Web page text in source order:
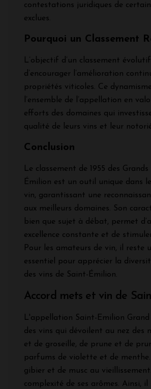
contestations juridiques de
exclues.
Pourquoi un Classement
L’objectif d’un classement
d’encourager l’amélioration
propriétés viticoles. Ce
l’ensemble de l’appellation en
efforts des domaines qui
qualité de leurs vins et leur
Conclusion
Le classement de 1955 des
Émilion est un outil unique dans
vin, garantissant une
aux meilleurs domaines. Son
bien que sujet à débat, permet
excellence constante et de
Pour les amateurs de vin, il reste
essentiel pour apprécier la
des vins de Saint-Émilion.
Accord mets et vin de
L'appellation Saint-Emilion
des vins qui dévoilent au nez des
et de groseille, de prune et de
parfums de violette et de
gibier et de musc au
complexité de ses arômes. Ainsi, il